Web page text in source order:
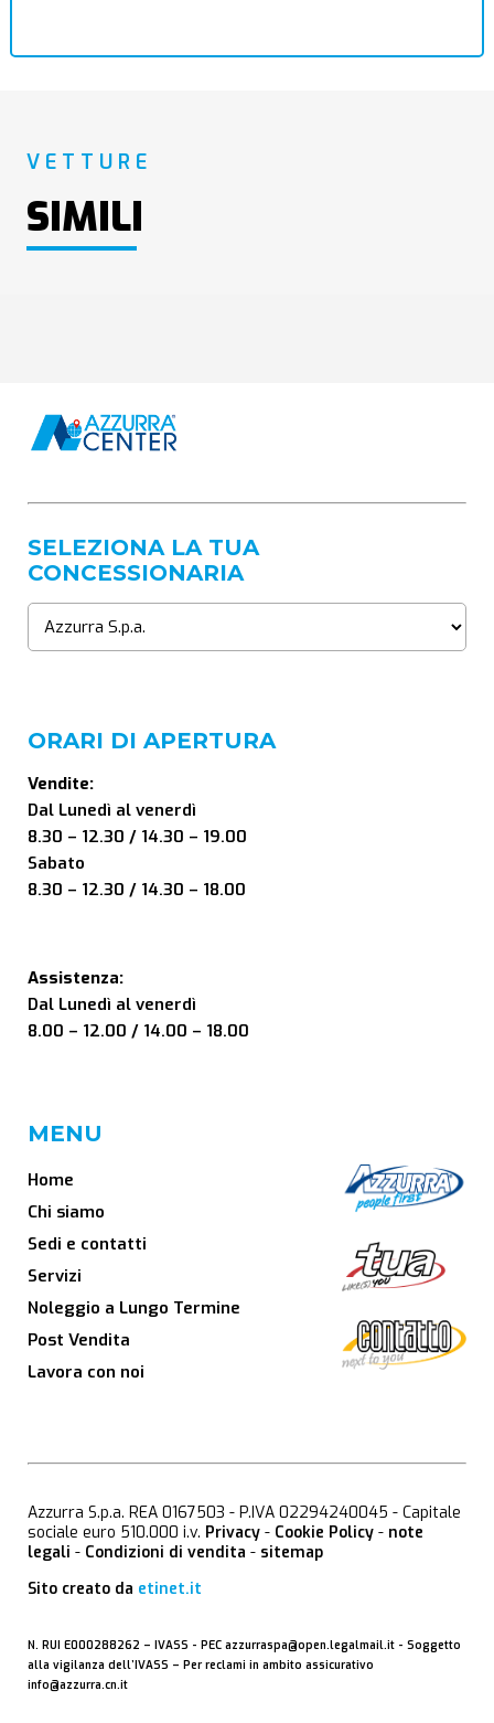
VETTURE
SIMILI
SELEZIONA LA TUA
CONCESSIONARIA
ORARI DI APERTURA
Vendite:
Dal Lunedì al venerdì
8.30 – 12.30 / 14.30 – 19.00
Sabato
8.30 – 12.30 / 14.30 – 18.00
Assistenza:
Dal Lunedì al venerdì
8.00 – 12.00 / 14.00 – 18.00
MENU
Home
Chi siamo
Sedi e contatti
Servizi
Noleggio a Lungo Termine
Post Vendita
Lavora con noi
Azzurra S.p.a. REA 0167503 - P.IVA 02294240045 - Capitale
sociale euro 510.000 i.v. Privacy - Cookie Policy - note
legali - Condizioni di vendita - sitemap
Sito creato da etinet.it
N. RUI E000288262 – IVASS - PEC azzurraspa@open.legalmail.it - Soggetto
alla vigilanza dell’IVASS – Per reclami in ambito assicurativo
info@azzurra.cn.it